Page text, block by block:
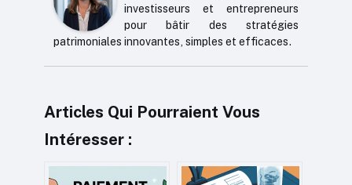
investisseurs et entrepreneurs
pour bâtir des stratégies
patrimoniales innovantes, simples et efficaces.
Articles Qui Pourraient Vous
Intéresser :